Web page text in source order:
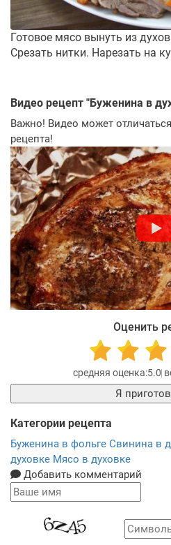
Готовое мясо вынуть из
Срезать нитки. Нарезать на
Видео рецепт "Буженина в
Важно! Видео может
рецепта!
Оценить
5.0
Я
Категории рецепта
Буженина в фольге Свинина в
духовке Мясо в духовке
Добавить комментарий